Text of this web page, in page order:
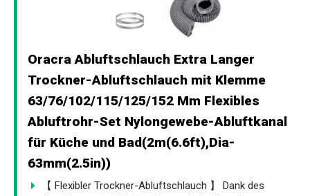
Oracra Abluftschlauch Extra Langer
Trockner-Abluftschlauch mit Klemme
63/76/102/115/125/152 Mm Flexibles
Abluftrohr-Set Nylongewebe-Abluftkanal
für Küche und Bad(2m(6.6ft),Dia-
63mm(2.5in))
【 Flexibler Trockner-Abluftschlauch 】 Dank des